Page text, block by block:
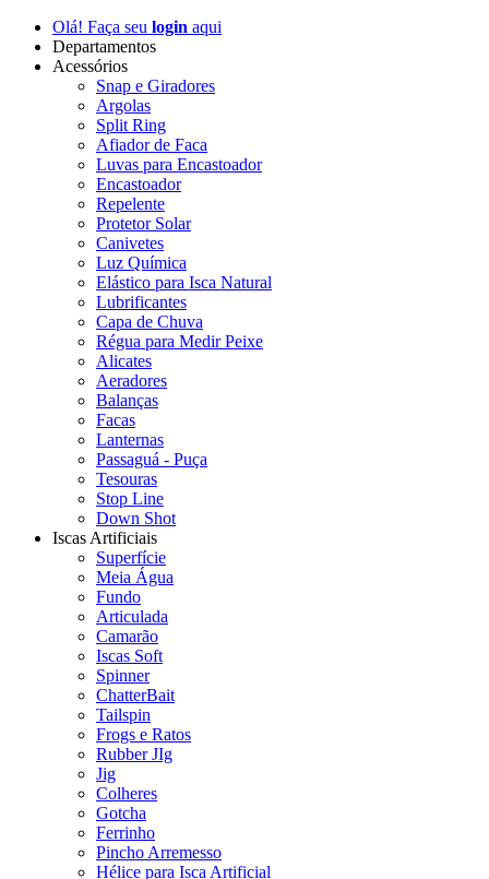
Olá! Faça seu login aqui
Departamentos
Acessórios
Snap e Giradores
Argolas
Split Ring
Afiador de Faca
Luvas para Encastoador
Encastoador
Repelente
Protetor Solar
Canivetes
Luz Química
Elástico para Isca Natural
Lubrificantes
Capa de Chuva
Régua para Medir Peixe
Alicates
Aeradores
Balanças
Facas
Lanternas
Passaguá - Puça
Tesouras
Stop Line
Down Shot
Iscas Artificiais
Superfície
Meia Água
Fundo
Articulada
Camarão
Iscas Soft
Spinner
ChatterBait
Tailspin
Frogs e Ratos
Rubber JIg
Jig
Colheres
Gotcha
Ferrinho
Pincho Arremesso
Hélice para Isca Artificial